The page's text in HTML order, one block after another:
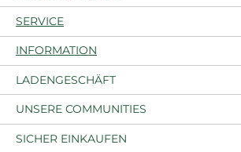
SERVICE
INFORMATION
LADENGESCHÄFT
UNSERE COMMUNITIES
SICHER EINKAUFEN